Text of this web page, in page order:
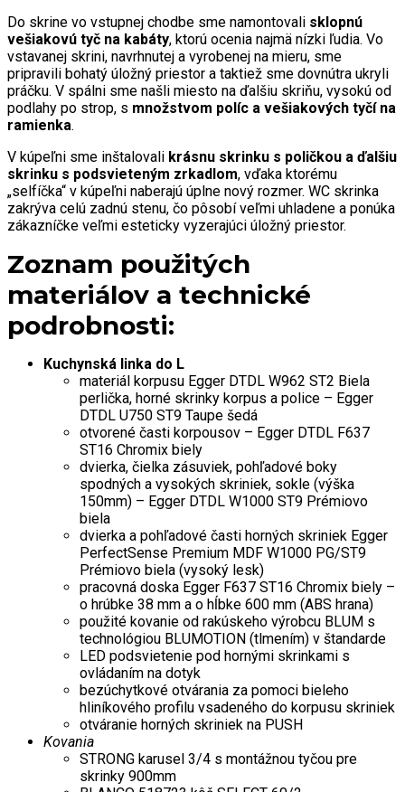
Do skrine vo vstupnej chodbe sme namontovali sklopnú
vešiakovú tyč na kabáty, ktorú ocenia najmä nízki ľudia. Vo
vstavanej skrini, navrhnutej a vyrobenej na mieru, sme
pripravili bohatý úložný priestor a taktiež sme dovnútra ukryli
práčku. V spálni sme našli miesto na ďalšiu skriňu, vysokú od
podlahy po strop, s množstvom políc a vešiakových tyčí na
ramienka.
V kúpeľni sme inštalovali krásnu skrinku s poličkou a ďalšiu
skrinku s podsvieteným zrkadlom, vďaka ktorému
„selfíčka“ v kúpeľni naberajú úplne nový rozmer. WC skrinka
zakrýva celú zadnú stenu, čo pôsobí veľmi uhladene a ponúka
zákazníčke veľmi esteticky vyzerajúci úložný priestor.
Zoznam použitých
materiálov a technické
podrobnosti:
Kuchynská linka do L
materiál korpusu Egger DTDL W962 ST2 Biela
perlička, horné skrinky korpus a police – Egger
DTDL U750 ST9 Taupe šedá
otvorené časti korpousov – Egger DTDL F637
ST16 Chromix biely
dvierka, čielka zásuviek, pohľadové boky
spodných a vysokých skriniek, sokle (výška
150mm) – Egger DTDL W1000 ST9 Prémiovo
biela
dvierka a pohľadové časti horných skriniek Egger
PerfectSense Premium MDF W1000 PG/ST9
Prémiovo biela (vysoký lesk)
pracovná doska Egger F637 ST16 Chromix biely –
o hrúbke 38 mm a o hĺbke 600 mm (ABS hrana)
použité kovanie od rakúskeho výrobcu BLUM s
technológiou BLUMOTION (tlmením) v štandarde
LED podsvietenie pod hornými skrinkami s
ovládaním na dotyk
bezúchytkové otvárania za pomoci bieleho
hliníkového profilu vsadeného do korpusu skriniek
otváranie horných skriniek na PUSH
Kovania
STRONG karusel 3/4 s montážnou tyčou pre
skrinky 900mm